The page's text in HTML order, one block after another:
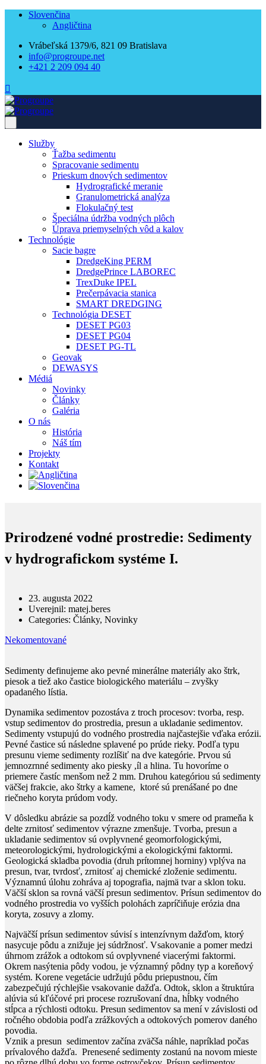
Slovenčina
Angličtina
Vrábeľská 1379/6, 821 09 Bratislava
info@progroupe.net
+421 2 209 094 40
Služby
Ťažba sedimentu
Spracovanie sedimentu
Prieskum dnových sedimentov
Hydrografické meranie
Granulometrická analýza
Flokulačný test
Špeciálna údržba vodných plôch
Úprava priemyselných vôd a kalov
Technológie
Sacie bagre
DredgeKing PERM
DredgePrince LABOREC
TrexDuke IPEL
Prečerpávacia stanica
SMART DREDGING
Technológia DESET
DESET PG03
DESET PG04
DESET PG-TL
Geovak
DEWASYS
Médiá
Novinky
Články
Galéria
O nás
História
Náš tím
Projekty
Kontakt
Prirodzené vodné prostredie: Sedimenty
v hydrografickom systéme I.
23. augusta 2022
Uverejnil: matej.beres
Categories: Články, Novinky
Nekomentované
Sedimenty definujeme ako pevné minerálne materiály ako štrk,
piesok a tiež ako častice biologického materiálu – zvyšky
opadaného lístia.
Dynamika sedimentov pozostáva z troch procesov: tvorba, resp.
vstup sedimentov do prostredia, presun a ukladanie sedimentov.
Sedimenty vstupujú do vodného prostredia najčastejšie vďaka erózii.
Pevné častice sú následne splavené po prúde rieky. Podľa typu
presunu vieme sedimenty rozlíšiť na dve kategórie. Prvou sú
jemnozrnné sedimenty ako piesky ,íl a hlina. Tu hovoríme o
priemere častíc menšom než 2 mm. Druhou kategóriou sú sedimenty
väčšej frakcie, ako štrky a kamene, ktoré sú prenášané po dne
riečneho koryta prúdom vody.
V dôsledku abrázie sa pozdĺž vodného toku v smere od prameňa k
delte zrnitosť sedimentov výrazne zmenšuje. Tvorba, presun a
ukladanie sedimentov sú ovplyvnené geomorfologickými,
meteorologickými, hydrologickými a ekologickými faktormi.
Geologická skladba povodia (druh prítomnej horniny) vplýva na
presun, tvar, tvrdosť, zrnitosť aj chemické zloženie sedimentu.
Významnú úlohu zohráva aj topografia, najmä tvar a sklon toku.
Väčší sklon sa rovná väčší presun sedimentov. Prísun sedimentov do
vodného prostredia vo vyšších polohách zapríčiňuje erózia dna
koryta, zosuvy a zlomy.
Najväčší prísun sedimentov súvisí s intenzívnym dažďom, ktorý
nasycuje pôdu a znižuje jej súdržnosť. Vsakovanie a pomer medzi
úhrnom zrážok a odtokom sú ovplyvnené viacerými faktormi.
Okrem nasýtenia pôdy vodou, je významný pôdny typ a koreňový
systém. Korene vegetácie udržujú pôdu priepustnou, čím
zabezpečujú rýchlejšie vsakovanie dažďa. Odtok, sklon a štruktúra
alúvia sú kľúčové pri procese rozrušovaní dna, hĺbky vodného
stĺpca a rýchlosti odtoku. Presun sedimentov sa mení v závislosti od
ročného obdobia podľa zrážkových a odtokových pomerov daného
povodia.
Vznik a presun sedimentov začína zväčša náhle, napríklad počas
prívalového dažďa. Prenesené sedimenty zostanú na novom mieste